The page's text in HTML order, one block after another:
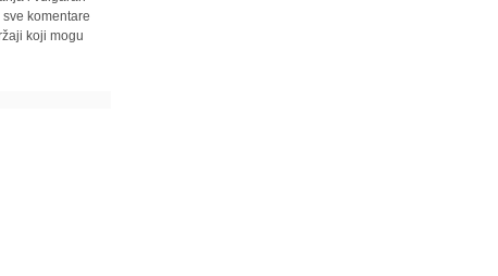
komentare
koji mogu